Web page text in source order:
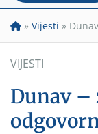
» Vijesti »
VIJESTI
Dunav –